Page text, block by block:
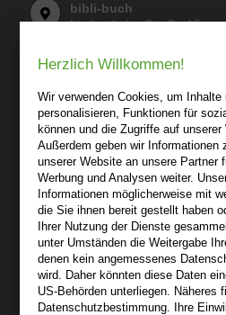
bibli-buch
Lindenthaler Straße 15
Wir sind gerne für Sie
Über bibli-buch.de
+
AGB
Impressum
Widerruf
Datenschutz
Hilfe
Herzlich Willkommen!
Wir verwenden Cookies, um Inhalte
personalisieren, Funktionen für
können und die Zugriffe auf
Außerdem geben wir Informationen
unserer Website an unsere Partner
Werbung und Analysen weiter.
Informationen möglicherweise mit
die Sie ihnen bereit gestellt haben
Ihrer Nutzung der Dienste
unter Umständen die Weitergabe
denen kein angemessenes
wird. Daher könnten diese Daten
US-Behörden unterliegen. Näheres
Datenschutzbestimmung. Ihre